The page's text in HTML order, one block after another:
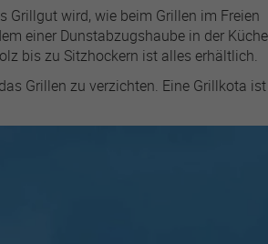
Grillgut wird, wie beim Grillen im Freien
einer Dunstabzugshaube in der
bis zu Sitzhockern ist alles erhältlich.
Grillen zu verzichten. Eine Grillkota ist